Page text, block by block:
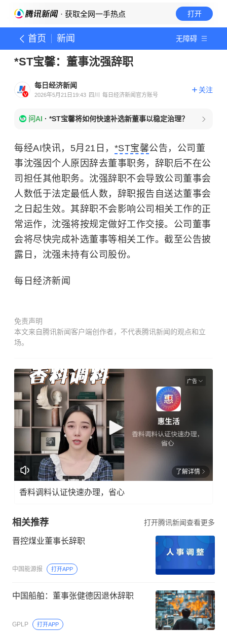
· 获取全网一手热点 打开
首页 新闻 无障碍
*ST宝馨：董事沈强辞职
每日经济新闻
2026年5月21日19:43 四川 每日经济新闻官方账号
关注
问AI · *ST宝馨将如何快速补选新董事以稳定治理？
每经AI快讯，5月21日， *ST宝馨公告，公司董
事沈强因个人原因辞去董事职务，辞职后不在公
司担任其他职务。沈强辞职不会导致公司董事会
人数低于法定最低人数，辞职报告自送达董事会
之日起生效。其辞职不会影响公司相关工作的正
常运作，沈强将按规定做好工作交接。公司董事
会将尽快完成补选董事等相关工作。截至公告披
露日，沈强未持有公司股份。
每日经济新闻
免责声明
本文来自腾讯新闻客户端创作者，不代表腾讯新闻的观点和立
场。
广告
了解详情
香料调料认证快速办理，省心
相关推荐 打开腾讯新闻查看更多
晋控煤业董事长辞职
中国能源报 打开APP
中国船舶：董事张健德因退休辞职
GPLP 打开APP